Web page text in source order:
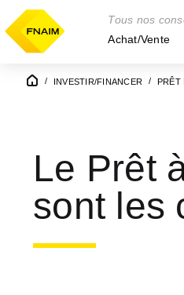
Tous nos
Achat/Vente
INVESTIR/FINANCER PRÊT
Le Prêt
sont les